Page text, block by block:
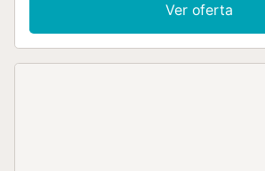
Ver oferta